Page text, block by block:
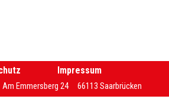
Menü überspringen
Impressum
Am Emmersberg 24 66113 Saarbrücken